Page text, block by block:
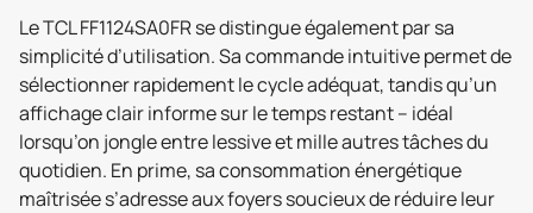
Le TCL FF1124SA0FR se distingue également par sa
simplicité d’utilisation. Sa commande intuitive permet de
sélectionner rapidement le cycle adéquat, tandis qu’un
affichage clair informe sur le temps restant – idéal
lorsqu’on jongle entre lessive et mille autres tâches du
quotidien. En prime, sa consommation énergétique
maîtrisée s’adresse aux foyers soucieux de réduire leur